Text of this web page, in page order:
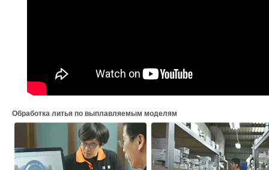
Обработка литья по выплавляемым моделям